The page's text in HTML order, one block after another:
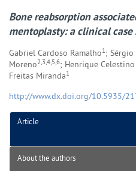
Bone reabsorption
mentoplasty: a clinical case
Gabriel Cardoso Ramalho1;
Moreno2,3,4,5,6; Henrique
Freitas Miranda1
http://www.dx.doi.org/10.5935/
Article
About the authors